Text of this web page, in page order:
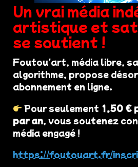
Un vrai média
artistique et
se soutient !
Foutou'art, média libre,
algorithme, propose
abonnement en ligne.
Pour seulement 1,50 €
par an, vous soutenez
média engagé !
https://foutouart.fr/